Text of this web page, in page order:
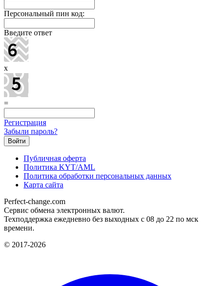
Персональный пин код:
Введите ответ
x
=
Регистрация
Забыли пароль?
Публичная оферта
Политика KYT/AML
Политика обработки персональных данных
Карта сайта
Perfect-change.com
Сервис обмена электронных валют.
Техподдержка ежедневно без выходных с 08 до 22 по мск
времени.
© 2017-2026